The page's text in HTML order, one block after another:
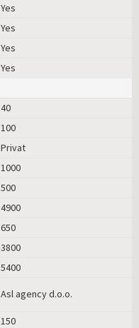
Yes
Yes
Yes
Yes
40
100
Privat
1000
500
4900
650
3800
5400
Asl agency d.o.o.
150